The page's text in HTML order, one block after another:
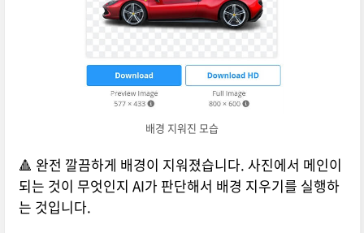
배경 지워진 모습
🔺 완전 깔끔하게 배경이 지워졌습니다. 사진에서 메인이
되는 것이 무엇인지 AI가 판단해서 배경 지우기를 실행하
는 것입니다.